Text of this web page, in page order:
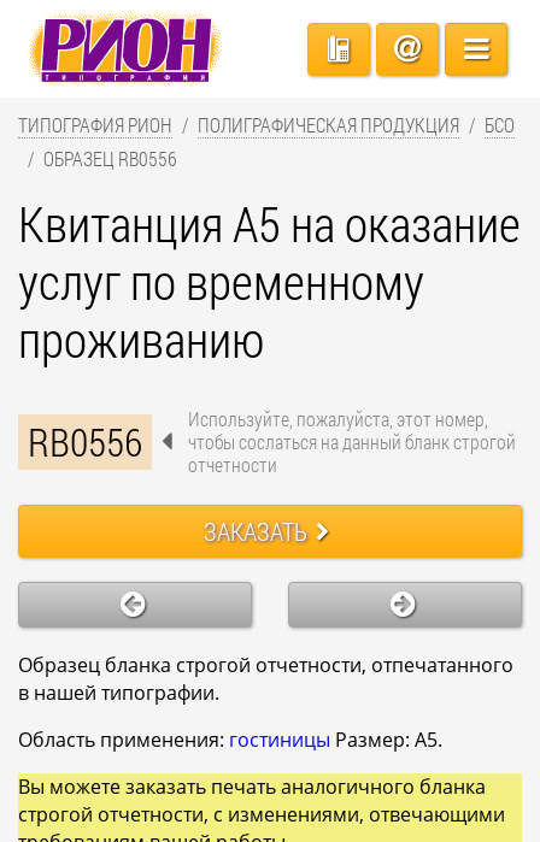
ТИПОГРАФИЯ РИОН ПОЛИГРАФИЧЕСКАЯ ПРОДУКЦИЯ
БСО
ОБРАЗЕЦ RB0556
Квитанция А5 на оказание
услуг по временному
проживанию
RB0556
Используйте, пожалуйста, этот номер,
чтобы сослаться на данный бланк строгой
отчетности
ЗАКАЗАТЬ
Образец бланка строгой отчетности, отпечатанного
в нашей типографии.
Область применения: гостиницы Размер: А5.
Вы можете заказать печать аналогичного бланка
строгой отчетности, с изменениями, отвечающими